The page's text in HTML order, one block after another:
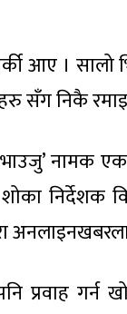
आए । सालो
सँग निकै
नामक
निर्देशक
प्रवाह गर्न